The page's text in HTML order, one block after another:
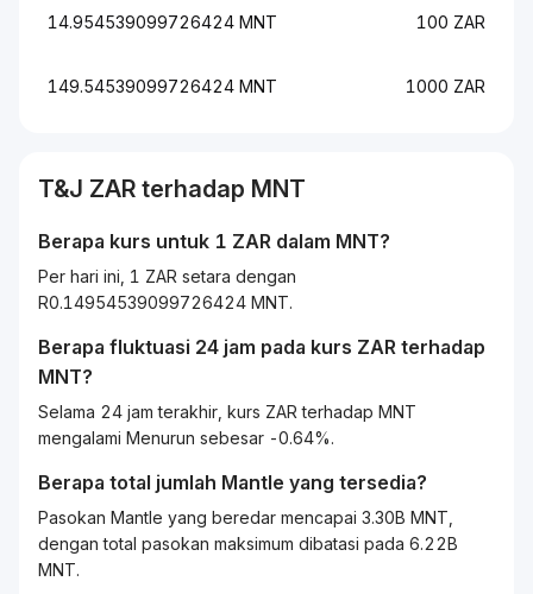
14.954539099726424 MNT 100 ZAR
149.54539099726424 MNT 1000 ZAR
T&J ZAR terhadap MNT
Berapa kurs untuk 1 ZAR dalam MNT?
Per hari ini, 1 ZAR setara dengan
R0.14954539099726424 MNT.
Berapa fluktuasi 24 jam pada kurs ZAR terhadap
MNT?
Selama 24 jam terakhir, kurs ZAR terhadap MNT
mengalami Menurun sebesar -0.64%.
Berapa total jumlah Mantle yang tersedia?
Pasokan Mantle yang beredar mencapai 3.30B MNT,
dengan total pasokan maksimum dibatasi pada 6.22B
MNT.